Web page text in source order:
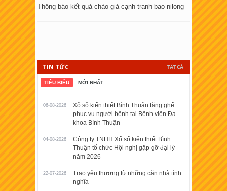
Thông báo kết quả chào giá cạnh tranh bao nilong
TẤT CẢ
TIN TỨC
TIÊU BIỂU MỚI NHẤT
06-08-2026
Xổ số kiến thiết Bình Thuận tặng ghế
phục vụ người bệnh tại Bệnh viện Đa
khoa Bình Thuận
04-08-2026
Công ty TNHH Xổ số kiến thiết Bình
Thuận tổ chức Hội nghị gặp gỡ đại lý
năm 2026
22-07-2026
Trao yêu thương từ những căn nhà tình
nghĩa